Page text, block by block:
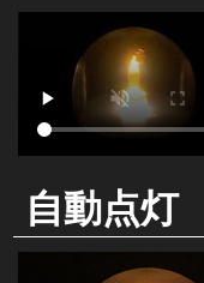
自動点灯